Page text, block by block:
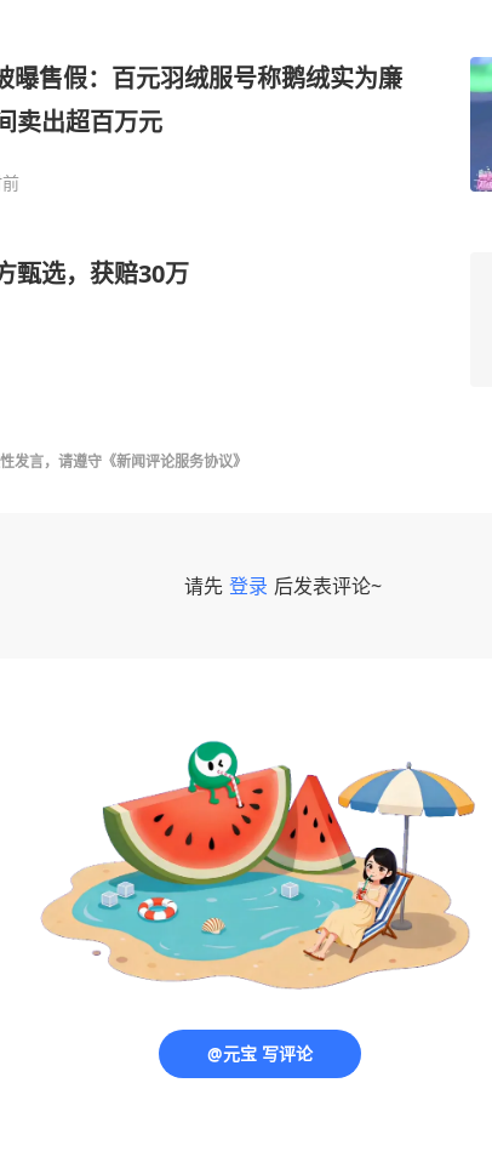
曝售假：百元羽绒服号称鹅绒实为廉
卖出超百万元
甄选，获赔30万
发言，请遵守 《新闻评论服务协议》
请先 登录 后发表评论~
@元宝 写评论